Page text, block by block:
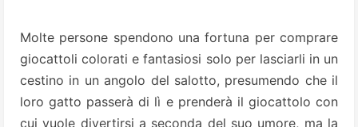
Molte persone spendono una fortuna per comprare
giocattoli colorati e fantasiosi solo per lasciarli in un
cestino in un angolo del salotto, presumendo che il
loro gatto passerà di lì e prenderà il giocattolo con
cui vuole divertirsi a seconda del suo umore, ma la